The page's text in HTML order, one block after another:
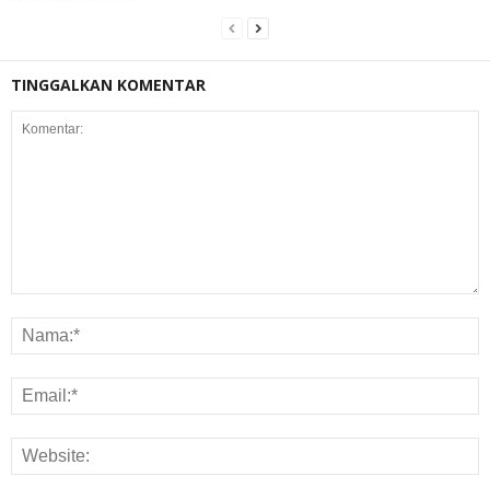
TINGGALKAN KOMENTAR